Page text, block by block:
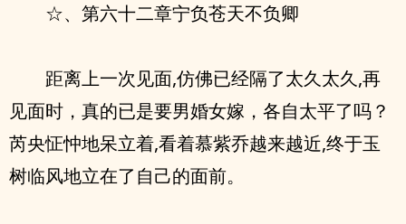
☆、第六十二章宁负苍天不负卿
距离上一次见面,仿佛已经隔了太久太久,再
见面时，真的已是要男婚女嫁，各自太平了吗？
芮央怔忡地呆立着,看着慕紫乔越来越近,终于玉
树临风地立在了自己的面前。